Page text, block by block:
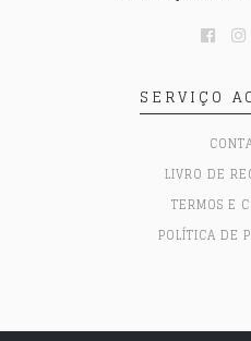
SERVIÇO
LIVRO DE
TERMOS E
POLÍTICA DE